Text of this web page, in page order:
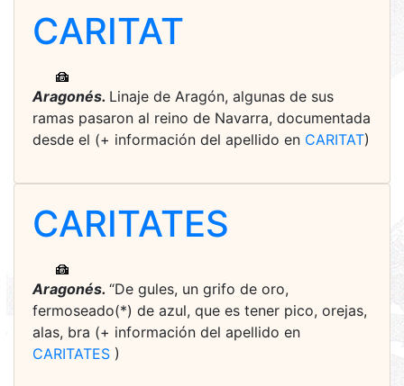
CARITAT
Aragonés. Linaje de Aragón, algunas de sus
ramas pasaron al reino de Navarra, documentada
desde el (+ información del apellido en CARITAT)
CARITATES
Aragonés. “De gules, un grifo de oro,
fermoseado(*) de azul, que es tener pico, orejas,
alas, bra (+ información del apellido en
CARITATES )